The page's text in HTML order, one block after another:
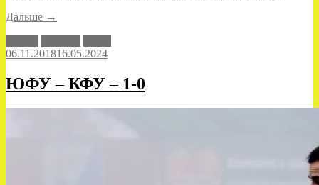
Дальше «ОрёлГУ
–
3»
→
06.11.201816.05.2024
ЮФУ – КФУ – 1-0